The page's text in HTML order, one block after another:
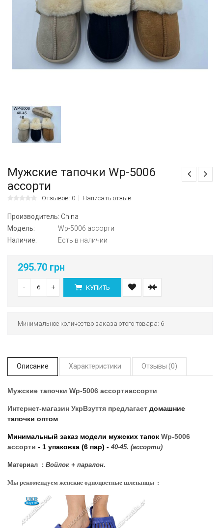
Мужские тапочки Wp-5006
ассорти
Отзывов: 0 Написать отзыв
Производитель: China
Модель:
Wp-5006 ассорти
Наличие:
Есть в наличии
295.70 грн
- + КУПИТЬ
Минимальное количество заказа этого товара: 6
Описание Характеристики Отзывы (0)
Мужские тапочки Wp-5006 ассортиассорти
Интернет-магазин УкрВзуття предлагает домашние
тапочки оптом
Минимальный заказ модели мужских тапок Wp-5006
ассорти - 1 упаковка (6 пар) - 40-45. (ассорти)
Материал : Войлок + паралон.
Мы рекомендуем женские одноцветные шлепанцы :